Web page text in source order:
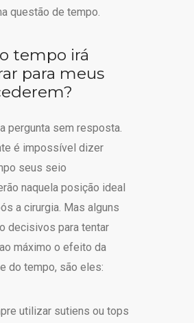
questão de tempo.
tempo irá
para meus
pergunta sem resposta.
é impossível dizer
seus seio
naquela posição ideal
a cirurgia. Mas alguns
decisivos para tentar
máximo o efeito da
do tempo, são eles:
utilizar sutiens ou tops